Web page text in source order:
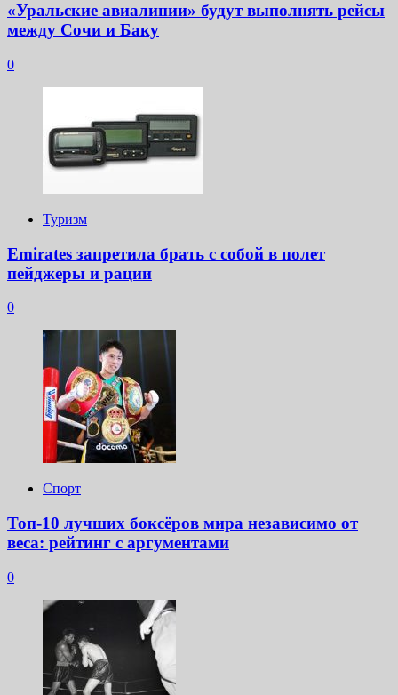
«Уральские авиалинии» будут выполнять рейсы
между Сочи и Баку
0
Туризм
Emirates запретила брать с собой в полет
пейджеры и рации
0
Спорт
Топ-10 лучших боксёров мира независимо от
веса: рейтинг с аргументами
0